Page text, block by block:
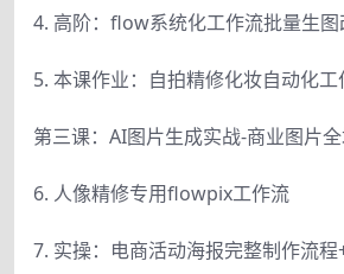
4. 高阶：flow系统化工作流批量生图
5. 本课作业：自拍精修化妆自动化工
第三课：AI图片生成实战-商业图片
6. 人像精修专用flowpix工作流
7. 实操：电商活动海报完整制作流